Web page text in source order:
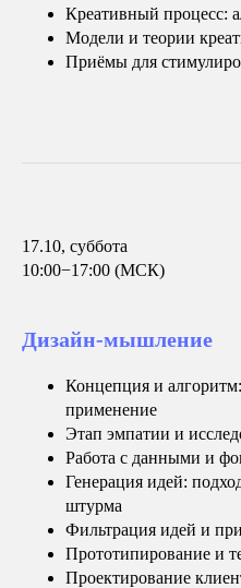
Креативный процесс:
Модели и теории
Приёмы для
17.10, суббота
10:00−17:00 (МСК)
Дизайн-мышление
Концепция и
применение
Этап эмпатии и
Работа с данными и
Генерация идей:
штурма
Фильтрация идей и
Прототипирование и
Проектирование